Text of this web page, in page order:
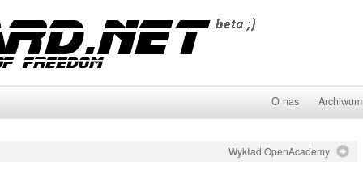
O nas Archiwum
Wykład OpenAcademy